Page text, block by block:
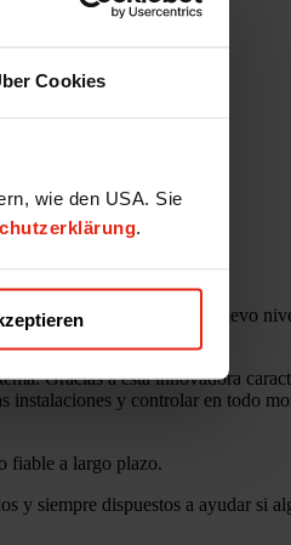
Cookies
wie den USA. Sie
fotovoltaica a un nuevo
Gracias a esta innovadora
instalaciones y controlar en todo
fiable a largo plazo.
y siempre dispuestos a ayudar si